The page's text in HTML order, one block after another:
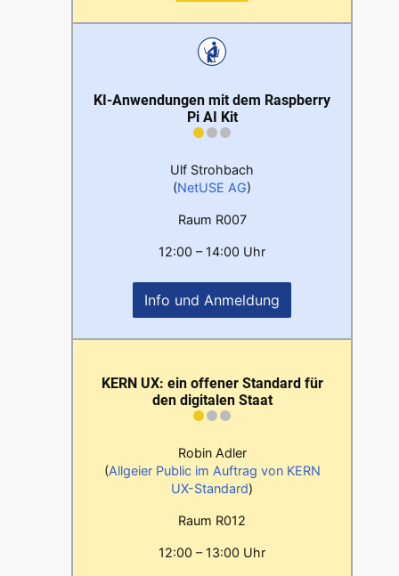
KI-Anwendungen mit dem Raspberry
Pi AI Kit
Ulf Strohbach
(NetUSE AG)
Raum R007
12:00 – 14:00 Uhr
Info und Anmeldung
KERN UX: ein offener Standard für
den digitalen Staat
Robin Adler
(Allgeier Public im Auftrag von KERN
UX-Standard)
Raum R012
12:00 – 13:00 Uhr